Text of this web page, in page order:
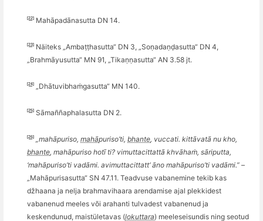
[22] Mahāpadānasutta DN 14.
[23] Näiteks „Ambaṭṭhasutta“ DN 3, „Soṇadaṇḍasutta“ DN 4,
„Brahmāyusutta“ MN 91, „Tikaṇṇasutta“ AN 3.58 jt.
[24] Dhātuvibhaṁgasutta“ MN 140.
[25] Sāmaññaphalasutta DN 2.
[26] „mahāpuriso, mahāpuriso’ti, bhante, vuccati. kittāvatā nu kho,
bhante, mahāpuriso hotīti? vimuttacittattā khvāhaṁ, sāriputta,
‘mahāpuriso’ti vadāmi. avimuttacittatt ā ‘no mahāpuriso’ti vadāmi.” –
„Mahāpurisasutta“ SN 47.11. Teadvuse vabanemine tekib kas
džhaana ja nelja brahmavihaara arendamise ajal plekkidest
vabanenud meeles või arahanti tulvadest vabanenud ja
keskendunud, maistületavas (lokuttara) meeleseisundis ning seotud